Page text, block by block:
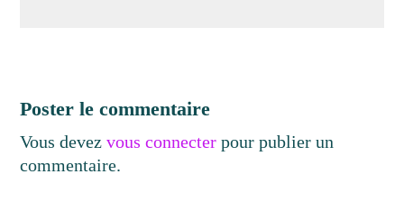
Poster le commentaire
Vous devezvous connecter pour publier un
commentaire.